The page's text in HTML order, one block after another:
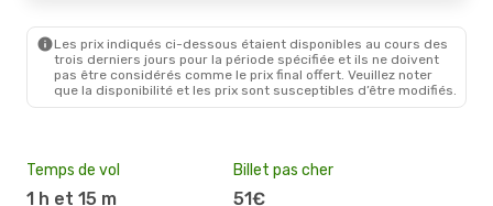
Les prix indiqués ci-dessous étaient disponibles au cours des
trois derniers jours pour la période spécifiée et ils ne doivent
pas être considérés comme le prix final offert. Veuillez noter
que la disponibilité et les prix sont susceptibles d’être modifiés.
Temps de vol
1 h et 15 m
Billet pas cher
51€